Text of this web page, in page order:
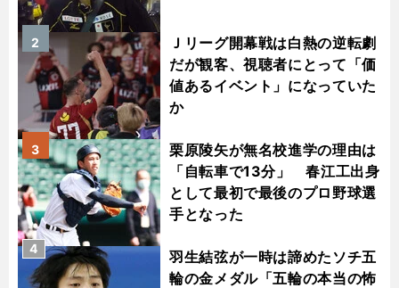
Ｊリーグ開幕戦は白熱の逆転劇
だが観客、視聴者にとって「価
値あるイベント」になっていた
か
2
栗原陵矢が無名校進学の理由は
「自転車で13分」 春江工出身
として最初で最後のプロ野球選
手となった
3
羽生結弦が一時は諦めたソチ五
輪の金メダル「五輪の本当の怖
4